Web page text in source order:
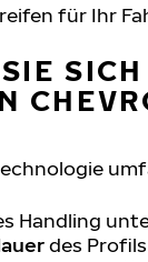
für Ihr
Handling
des